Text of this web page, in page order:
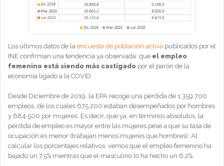
Los últimos datos de la encuesta de población activa publicados por el
INE confirman una tendencia ya observada: que el empleo
femenino está siendo más castigado por el parón de la
economía ligado a la COVID.
Desde Diciembre de 2019, la EPA recoge una pérdida de 1.359.700
empleos, de los cuales 675.200 estaban desempeñados por hombres
y 684.500 por mujeres. Es decir, que ya, en términos absolutos, la
pérdida de empleo es mayor entre las mujeres pese a que su tasa de
ocupación es menor (trabajan menos mujeres que hombres). Al
calcular los porcentajes relativos, vemos que el empleo femenino ha
bajado un 7,5% mientras que el masculino lo ha hecho un 6,2%.